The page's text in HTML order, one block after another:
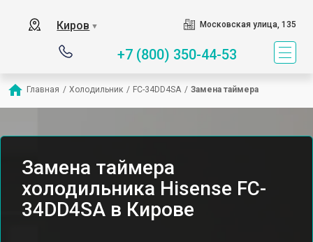
Киров ▼ Московская улица, 135
+7 (800) 350-44-53
Главная / Холодильник / FC-34DD4SA / Замена таймера
Замена таймера
холодильника Hisense FC-
34DD4SA в Кирове